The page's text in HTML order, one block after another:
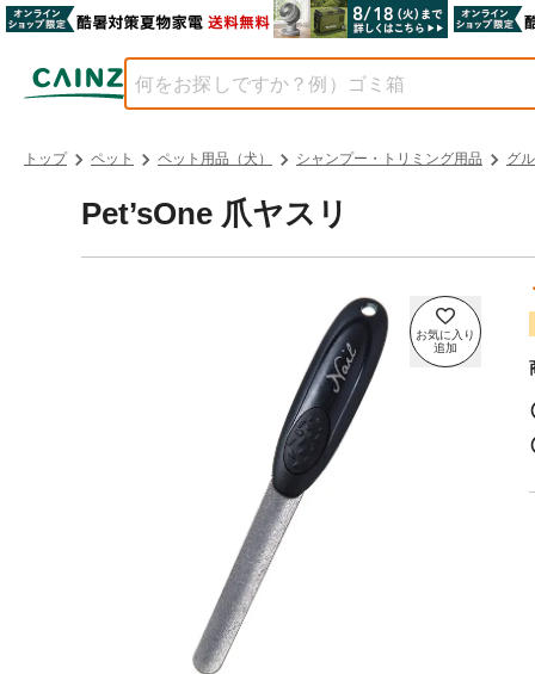
トップ ペット ペット用品（犬） シャンプー・トリミング用品 グ
Pet’sOne 爪ヤスリ